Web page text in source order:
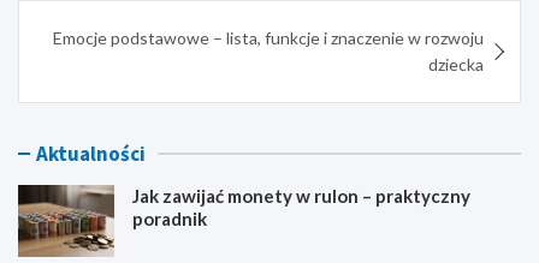
Emocje podstawowe – lista, funkcje i znaczenie w rozwoju
dziecka
Aktualności
Jak zawijać monety w rulon – praktyczny
poradnik